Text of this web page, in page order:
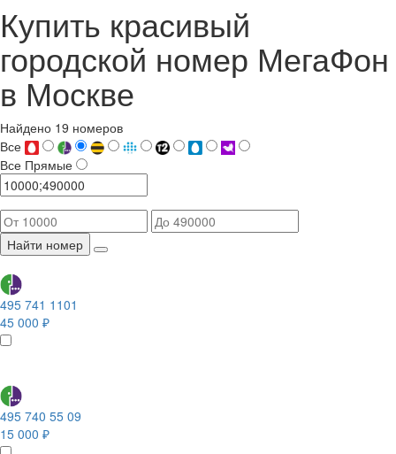
Купить красивый
городской номер МегаФон
в Москве
Найдено 19 номеров
Все
Все Прямые
Найти номер
495 741 1101
45 000 ₽
495 740 55 09
15 000 ₽